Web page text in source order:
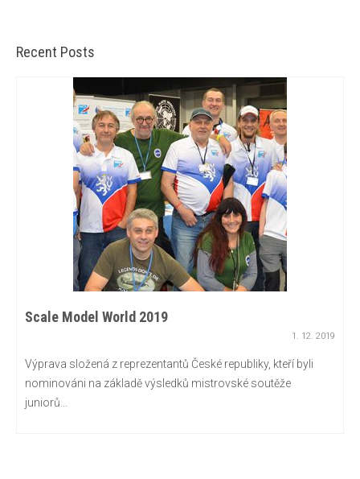
Recent Posts
Scale Model World 2019
1. 12. 2019
Výprava složená z reprezentantů České republiky, kteří byli
nominováni na základě výsledků mistrovské soutěže
juniorů...